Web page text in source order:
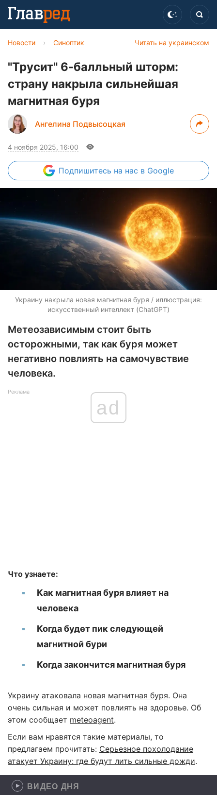
Читать на украинском
Новости › Синоптик
"Трусит" 6-балльный шторм:
страну накрыла сильнейшая
магнитная буря
Ангелина Подвысоцкая
4 ноября 2025, 16:00
Подпишитесь на нас в Google
Украину накрыла новая магнитная буря / иллюстрация:
искусственный интеллект (ChatGPT)
Метеозависимым стоит быть
осторожными, так как буря может
негативно повлиять на самочувствие
человека.
Реклама
ad
Что узнаете:
Как магнитная буря влияет на
человека
Когда будет пик следующей
магнитной бури
Когда закончится магнитная буря
Украину атаковала новая магнитная буря. Она
очень сильная и может повлиять на здоровье. Об
этом сообщает meteoagent.
Если вам нравятся такие материалы, то
предлагаем прочитать: Серьезное похолодание
атакует Украину: где будут лить сильные дожди.
ВИДЕО ДНЯ